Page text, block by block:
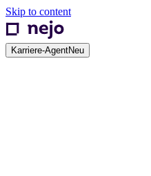
Skip to content
Karriere-AgentNeu